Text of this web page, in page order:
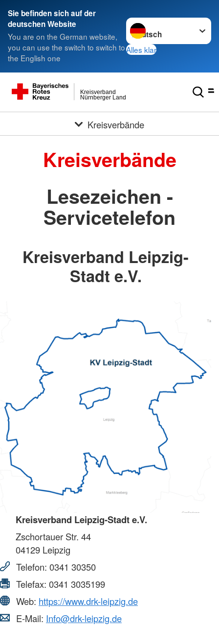
Sie befinden sich auf der
deutschen Website
You are on the German website,
you can use the switch to switch to
the English one
Sprache wechseln zu
Alles klar
Nürnberger Land
Kreisverband
Kreisverbände
Kreisverbände
Lesezeichen -
Servicetelefon
Kreisverband Leipzig-
Stadt e.V.
Kreisverband Leipzig-Stadt e.V.
Zschortauer Str. 44
04129 Leipzig
Telefon: 0341 30350
Telefax: 0341 3035199
Web: https://www.drk-leipzig.de
E-Mail: Info@drk-leipzig.de